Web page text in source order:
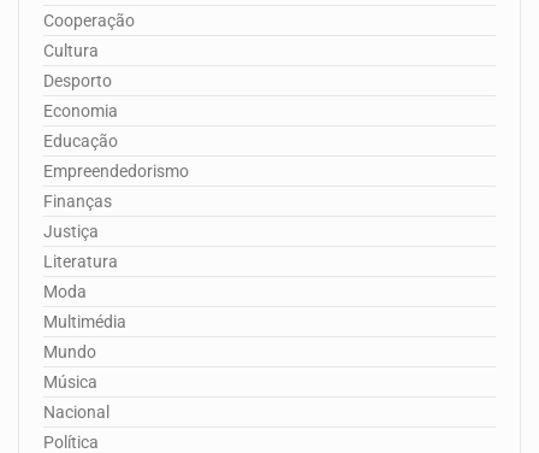
Cooperação
Cultura
Desporto
Economia
Educação
Empreendedorismo
Finanças
Justiça
Literatura
Moda
Multimédia
Mundo
Música
Nacional
Política